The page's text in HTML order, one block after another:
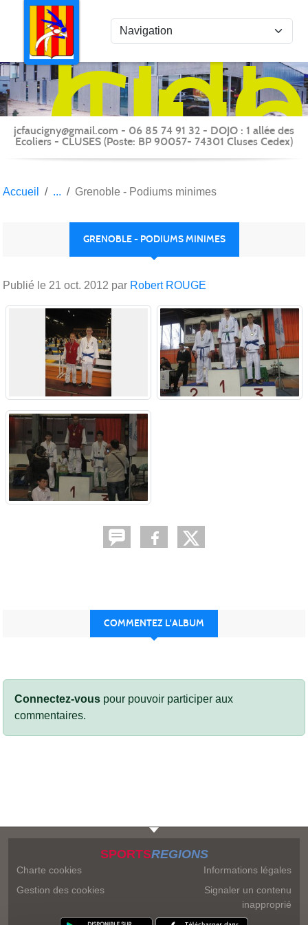
Judo
du
-
jcfaucigny@gmail.com - 06 85 74 91 32 - DOJO : 1 allée des
Ecoliers - CLUSES (Poste: BP 90057- 74301 Cluses Cedex)
Accueil Grenoble - Podiums minimes
GRENOBLE - PODIUMS MINIMES
Publié le 21 oct. 2012 par Robert ROUGE
COMMENTEZ L'ALBUM
Connectez-vous pour pouvoir participer aux
commentaires.
SPORTSREGIONS
Charte cookies
Gestion des cookies
Informations légales
Signaler un contenu
inapproprié
Panneau de gestion des cookies